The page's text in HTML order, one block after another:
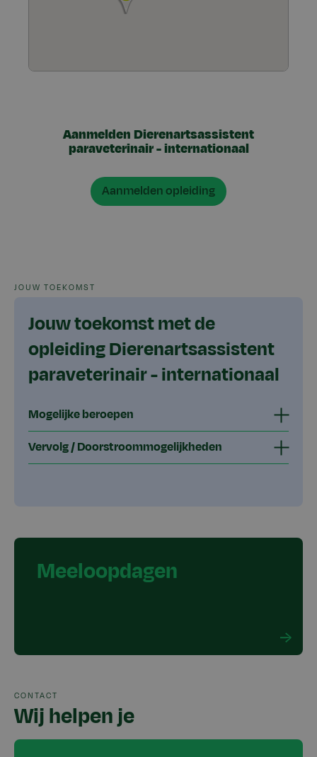
Aanmelden Dierenartsassistent
paraveterinair - internationaal
Aanmelden opleiding
JOUW TOEKOMST
Jouw toekomst met de
opleiding Dierenartsassistent
paraveterinair - internationaal
Mogelijke beroepen
Vervolg / Doorstroommogelijkheden
Meeloopdagen
CONTACT
Wij helpen je